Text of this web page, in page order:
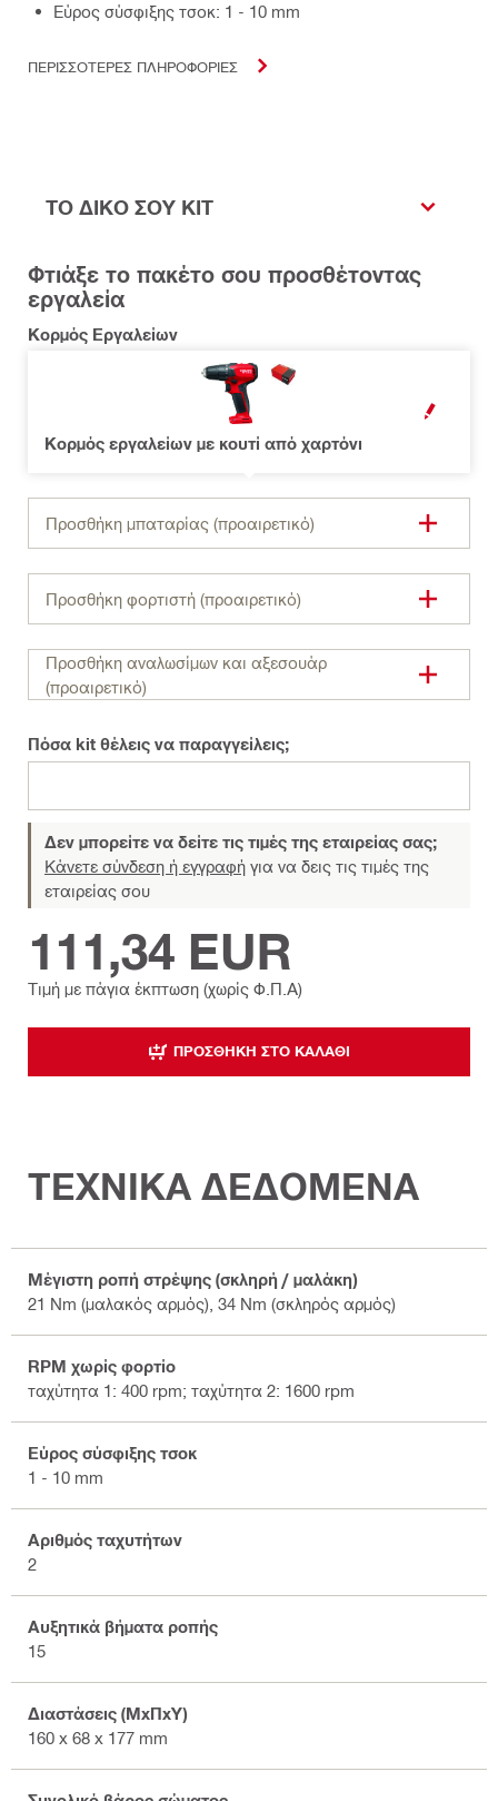
Εύρος σύσφιξης τσοκ: 1 - 10 mm
ΠΕΡΙΣΣΟΤΕΡΕΣ ΠΛΗΡΟΦΟΡΙΕΣ
ΤΟ ΔΙΚΟ ΣΟΥ KIT
Φτιάξε το πακέτο σου προσθέτοντας
εργαλεία
Κορμός Εργαλείων
Κορμός εργαλείων με κουτί από χαρτόνι
OPEN MODAL
Προσθήκη μπαταρίας (προαιρετικό)
Προσθήκη φορτιστή (προαιρετικό)
Προσθήκη αναλωσίμων και αξεσουάρ
(προαιρετικό)
Πόσα kit θέλεις να παραγγείλεις;
Δεν μπορείτε να δείτε τις τιμές της εταιρείας σας;
Κάνετε σύνδεση ή εγγραφή για να δεις τις τιμές της
εταιρείας σου
Τιμή με πάγια έκπτωση (χωρίς Φ.Π.Α)
111,34 EUR
ΠΡΟΣΘΉΚΗ ΣΤΟ ΚΑΛΆΘΙ
ΤΕΧΝΙΚΑ ΔΕΔΟΜΕΝΑ
Μέγιστη ροπή στρέψης (σκληρή / μαλάκη)
21 Nm (μαλακός αρμός), 34 Nm (σκληρός αρμός)
RPM χωρίς φορτίο
ταχύτητα 1: 400 rpm; ταχύτητα 2: 1600 rpm
Εύρος σύσφιξης τσοκ
1 - 10 mm
Αριθμός ταχυτήτων
2
Αυξητικά βήματα ροπής
15
Διαστάσεις (ΜxΠxΥ)
160 x 68 x 177 mm